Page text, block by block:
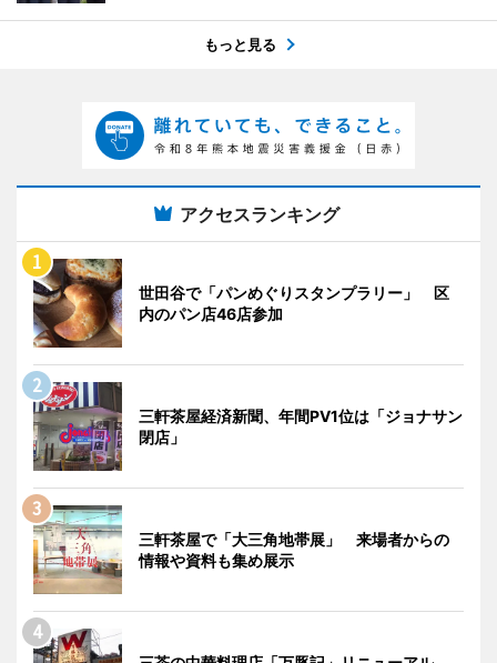
もっと見る
アクセスランキング
世田谷で「パンめぐりスタンプラリー」 区
内のパン店46店参加
三軒茶屋経済新聞、年間PV1位は「ジョナサン
閉店」
三軒茶屋で「大三角地帯展」 来場者からの
情報や資料も集め展示